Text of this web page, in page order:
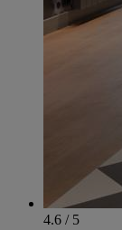
4.6 / 5